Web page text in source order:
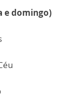
e domingo)